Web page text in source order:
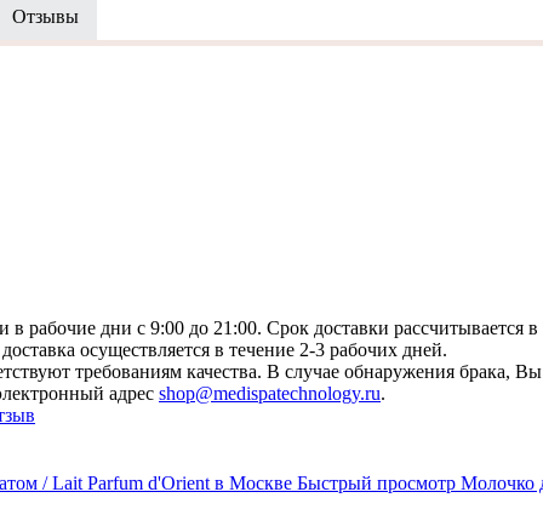
Отзывы
рабочие дни с 9:00 до 21:00. Срок доставки рассчитывается
осуществляется в течение 2-3 рабочих дней.
требованиям качества. В случае обнаружения брака,
адрес shop@medispatechnology.ru.
Быстрый просмотр Молочко